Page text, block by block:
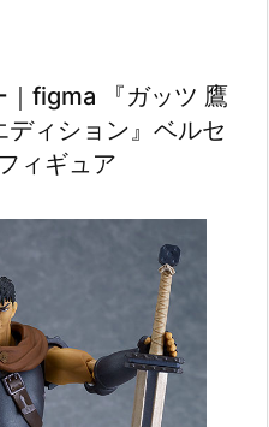
｜figma 『ガッツ 鷹
ィション』ベルセ
ィギュア